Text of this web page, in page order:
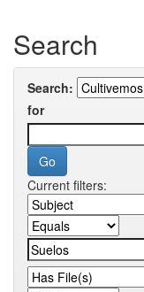
Search
Search:
for
Current filters: